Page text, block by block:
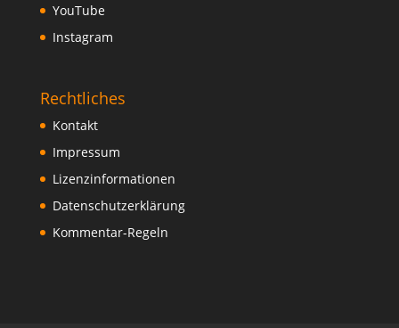
YouTube
Instagram
Rechtliches
Kontakt
Impressum
Lizenzinformationen
Datenschutzerklärung
Kommentar-Regeln